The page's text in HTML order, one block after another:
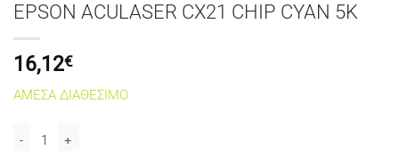
EPSON ACULASER CX21 CHIP CYAN 5K
16,12€
ΑΜΕΣΑ ΔΙΑΘΕΣΙΜΟ
EPSON ACULASER CX21 CHIP CYAN 5K ποσότητα